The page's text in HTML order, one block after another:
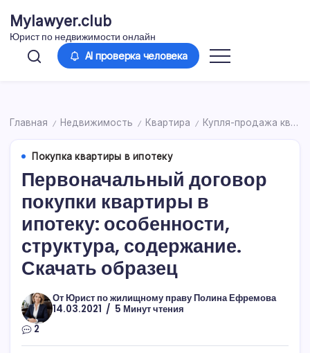
содержимому
Mylawyer.club
Юрист по недвижимости онлайн
AI проверка человека
Главная / Недвижимость / Квартира / Купля-продажа квартиры
Покупка квартиры в ипотеку
Первоначальный договор
покупки квартиры в
ипотеку: особенности,
структура, содержание.
Скачать образец
ОтЮрист по жилищному праву Полина Ефремова
14.03.2021
5 Минут чтения
2